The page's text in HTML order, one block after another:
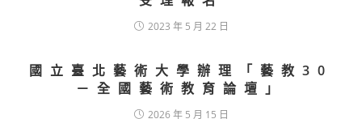
2023 年 5 月 22 日
國立臺北藝術大學辦理「藝教30
－全國藝術教育論壇」
2026 年 5 月 15 日